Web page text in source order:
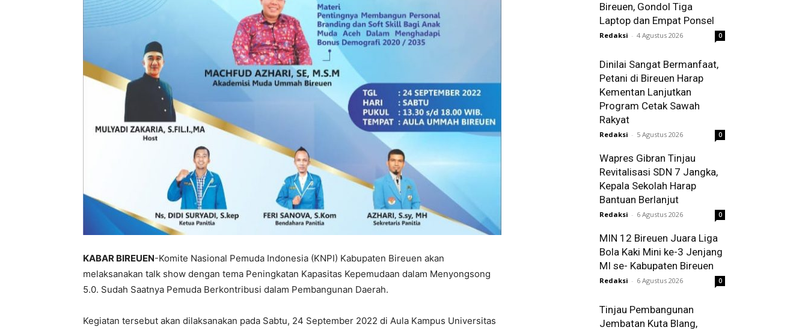
KABAR BIREUEN-Komite Nasional Pemuda Indonesia (KNPI) Kabupaten Bireuen akan
melaksanakan talk show dengan tema Peningkatan Kapasitas Kepemudaan dalam Menyongsong
5.0. Sudah Saatnya Pemuda Berkontribusi dalam Pembangunan Daerah.
Kegiatan tersebut akan dilaksanakan pada Sabtu, 24 September 2022 di Aula Kampus Universitas
Bireuen, Gondol Tiga
Laptop dan Empat Ponsel
Redaksi - 4 Agustus 2026 0
Dinilai Sangat Bermanfaat,
Petani di Bireuen Harap
Kementan Lanjutkan
Program Cetak Sawah
Rakyat
Redaksi - 5 Agustus 2026 0
Wapres Gibran Tinjau
Revitalisasi SDN 7 Jangka,
Kepala Sekolah Harap
Bantuan Berlanjut
Redaksi - 6 Agustus 2026 0
MIN 12 Bireuen Juara Liga
Bola Kaki Mini ke-3 Jenjang
MI se- Kabupaten Bireuen
Redaksi - 6 Agustus 2026 0
Tinjau Pembangunan
Jembatan Kuta Blang,